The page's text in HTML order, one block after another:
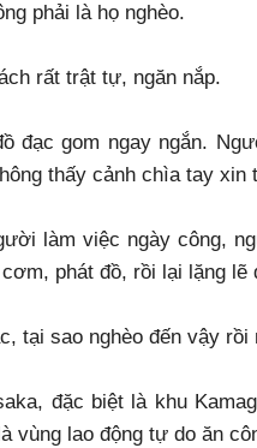
phải là họ nghèo.
rất trật tự, ngăn nắp.
đạc gom ngay ngắn.
thấy cảnh chìa tay xin
làm việc ngày công,
phát đồ, rồi lại lặng lẽ
tại sao nghèo đến vậy
đặc biệt là khu
vùng lao động tự do ăn